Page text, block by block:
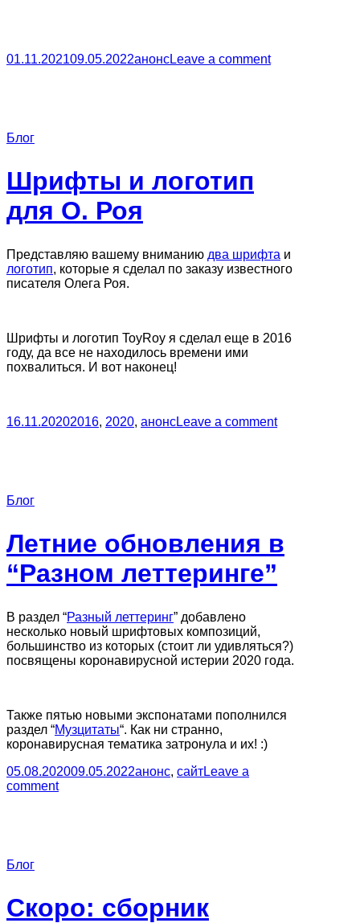
01.11.202109.05.2022анонсLeave a comment
Блог
Шрифты и логотип
для О. Роя
Представляю вашему вниманию два шрифта и
логотип, которые я сделал по заказу известного
писателя Олега Роя.
Шрифты и логотип ToyRoy я сделал еще в 2016
году, да все не находилось времени ими
похвалиться. И вот наконец!
16.11.20202016, 2020, анонсLeave a comment
Блог
Летние обновления в
“Разном леттеринге”
В раздел “Разный леттеринг” добавлено
несколько новый шрифтовых композиций,
большинство из которых (стоит ли удивляться?)
посвящены коронавирусной истерии 2020 года.
Также пятью новыми экспонатами пополнился
раздел “Музцитаты“. Как ни странно,
коронавирусная тематика затронула и их! :)
05.08.202009.05.2022анонс, сайтLeave a
comment
Блог
Скоро: сборник